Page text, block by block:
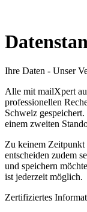
Ihre Daten - Unser
Alle mit mailXpert
professionellen
Schweiz
einem zweiten
Zu keinem Zeitpunkt
entscheiden zudem
und speichern
ist jederzeit möglich.
Zertifiziertes